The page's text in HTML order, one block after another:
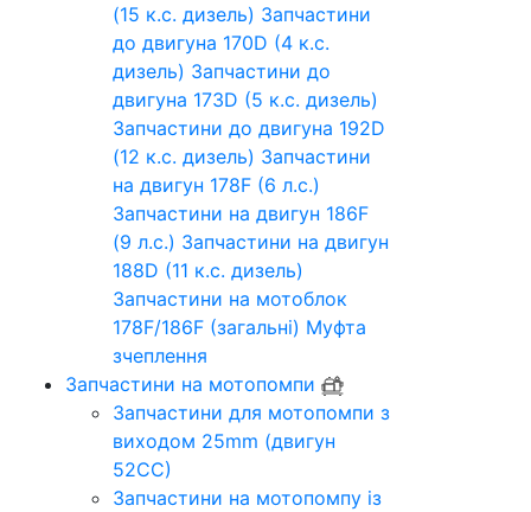
(15 к.с. дизель) Запчастини
до двигуна 170D (4 к.с.
дизель) Запчастини до
двигуна 173D (5 к.с. дизель)
Запчастини до двигуна 192D
(12 к.с. дизель) Запчастини
на двигун 178F (6 л.с.)
Запчастини на двигун 186F
(9 л.с.) Запчастини на двигун
188D (11 к.с. дизель)
Запчастини на мотоблок
178F/186F (загальні) Муфта
зчеплення
Запчастини на мотопомпи
Запчастини для мотопомпи з
виходом 25mm (двигун
52CC)
Запчастини на мотопомпу із